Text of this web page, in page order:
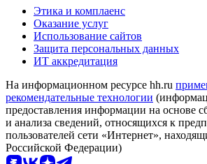
Этика и комплаенс
Оказание услуг
Использование сайтов
Защита персональных данных
ИТ аккредитация
На информационном ресурсе hh.ru
рекомендательные технологии
предоставления информации на основе
и анализа сведений, относящихся к
пользователей сети «Интернет»,
Российской Федерации)